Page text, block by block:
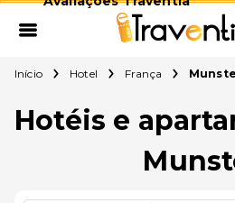
Início Hotel França
Hotéis e